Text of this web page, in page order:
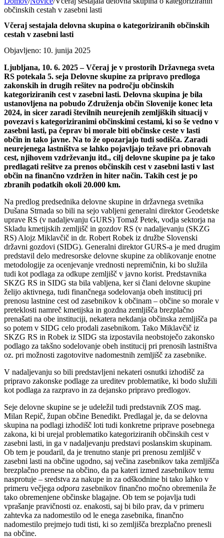
občinskih cestah v zasebni lasti
Včeraj sestajala delovna skupina o kategoriziranih občinskih
cestah v zasebni lasti
Objavljeno: 10. junija 2025
Ljubljana, 10. 6. 2025 – Včeraj je v prostorih Državnega sveta
RS potekala 5. seja Delovne skupine za pripravo predloga
zakonskih in drugih rešitev na področju občinskih
kategoriziranih cest v zasebni lasti. Delovna skupina je bila
ustanovljena na pobudo Združenja občin Slovenije konec leta
2024, in sicer zaradi številnih neurejenih zemljiških situacij v
povezavi s kategoriziranimi občinskimi cestami, ki so še vedno v
zasebni lasti, pa čeprav bi morale biti občinske ceste v lasti
občin in tako javne. Na to že opozarjajo tudi sodišča. Zaradi
neurejenega lastništva se lahko pojavljajo težave pri obnovah
cest, njihovem vzdrževanju itd., cilj delovne skupine pa je tako
predlagati rešitve za prenos občinskih cest v zasebni lasti v last
občin na finančno vzdržen in hiter način. Takih cest je po
zbranih podatkih okoli 20.000 km.
Na predlog predsednika delovne skupine in državnega svetnika
Dušana Strnada so bili na sejo vabljeni generalni direktor Geodetske
uprave RS (v nadaljevanju GURS) Tomaž Petek, vodja sektorja na
Skladu kmetijskih zemljišč in gozdov RS (v nadaljevanju (SKZG
RS) Alojz Miklavčič in dr. Robert Robek iz družbe Slovenski
državni gozdovi (SIDG). Generalni direktor GURS-a je med drugim
predstavil delo medresorske delovne skupine za oblikovanje enotne
metodologije za ocenjevanje vrednosti nepremičnin, ki bo služila
tudi kot podlaga za odkupe zemljišč v javno korist. Predstavnika
SKZG RS in SIDG sta bila vabljena, ker si člani delovne skupine
želijo aktivnega, tudi finančnega sodelovanja obeh institucij pri
prenosu lastnine cest od zasebnikov k občinam – občine so morale v
preteklosti namreč kmetijska in gozdna zemljišča brezplačno
prenašati na obe instituciji, nekatera nekdanja občinska zemljišča pa
so potem v SIDG celo prodali zasebnikom. Tako Miklavčič iz
SKZG RS in Robek iz SIDG sta izpostavila neobstoječo zakonsko
podlago za takšno sodelovanje obeh institucij pri prenosih lastništva
oz. pri možnosti zagotovitve nadomestnih zemljišč za zasebnike.
V nadaljevanju so bili predstavljeni nekateri osnutki izhodišč za
pripravo zakonske podlage za ureditev problematike, ki bodo služili
kot podlaga za razpravo in za dejansko pripravo predlogov.
Seje delovne skupine se je udeležil tudi predstavnik ZOS mag.
Milan Repič, župan občine Benedikt. Predlagal je, da se delovna
skupina na podlagi izhodišč loti tudi konkretne priprave posebnega
zakona, ki bi urejal problematiko kategoriziranih občinskih cest v
zasebni lasti, in ga v nadaljevanju predstavi poslanskim skupinam.
Ob tem je poudaril, da je trenutno stanje pri prenosu zemljišč v
zasebni lasti na občine ugodno, saj večina zasebnikov taka zemljišča
brezplačno prenese na občino, da pa kateri izmed zasebnikov temu
nasprotuje – sredstva za nakupe in za odškodnine bi tako lahko v
primeru večjega odpora zasebnikov finančno močno obremenila že
tako obremenjene občinske blagajne. Ob tem se pojavlja tudi
vprašanje pravičnosti oz. enakosti, saj bi bilo prav, da v primeru
zahtevka za nadomestilo od le enega zasebnika, finančno
nadomestilo prejmejo tudi tisti, ki so zemljišča brezplačno prenesli
na občine.